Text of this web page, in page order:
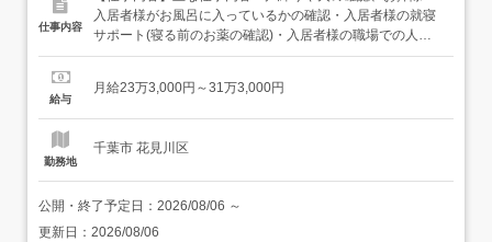
仕事内容
入居者様がお風呂に入っているかの確認・入居者様の就寝
サポート(寝る前のお薬の確認)・入居者様の職場での人間
関係や他の入居者様との人間関係の相談・朝食作り、起床
行ってらっしゃい」と送り出します。 入居者様が出動した
給与
月給23万3,000円～31万3,000円
勤務地
千葉市 花見川区
公開・終了予定日： 2026/08/06 ～
更新日： 2026/08/06